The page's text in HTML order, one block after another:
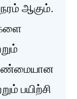
ஆகும்.
உண்மையான
பயிற்சி